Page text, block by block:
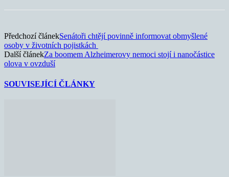
Předchozí článekSenátoři chtějí povinně informovat obmyšlené
osoby v životních pojistkách
Další článekZa boomem Alzheimerovy nemoci stojí i nanočástice
olova v ovzduší
SOUVISEJÍCÍ ČLÁNKY